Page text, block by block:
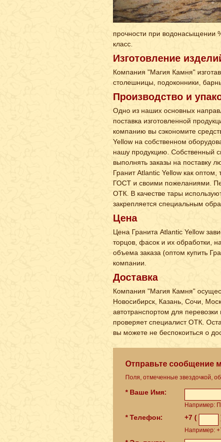
прочности при водонасыщении
класс.
Изготовление
Компания "Магия Камня"
столешницы, подоконники,
Производство и
Одно из наших основных
поставка изготовленной
компанию вы сэкономите
Yellow на собственном
нашу продукцию. Собственный
выполнять заказы на поставку
Гранит Atlantic Yellow как оптом,
ГОСТ и своими пожеланиями.
ОТК. В качестве тары
закрепляется специальным
Цена
Цена Гранита Atlantic Yellow
торцов, фасок и их обработки,
объема заказа (оптом купить
компании.
Доставка
Компания "Магия Камня"
Новосибирск, Казань, Сочи,
автотранспортом для
проверяет специалист ОТК.
вы можете не беспокоиться о
Отправьте сообщение
Поля, отмеченные звездочкой,
* Ваше Имя:
Например:
* Телефон: +7 (
Например: